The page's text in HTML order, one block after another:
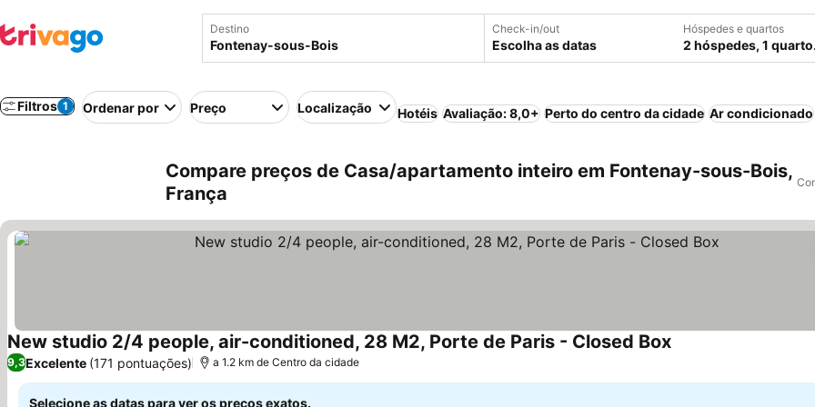
Destino Check-in/out
Escolha as datas
Hóspedes e quartos
2 hóspedes, 1 quarto.
Filtros 1 Ordenar por Preço Localização Hotéis Avaliação: 8,0+ Perto do centro da cidade Ar condicionado
Compare preços de Casa/apartamento inteiro em Fontenay-sous-Bois,
França
New studio 2/4 people, air-conditioned, 28 M2, Porte de Paris - Closed BoxVer preços
9,3Excelente (171 pontuações) a 1.2 km de Centro da cidade
Selecione as datas para ver os preços exatos.